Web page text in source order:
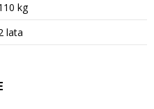
kg
lata